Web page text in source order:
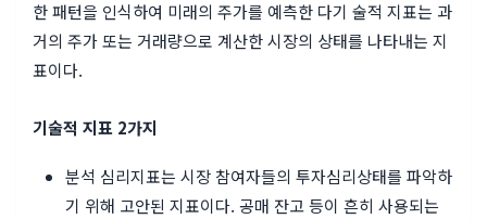
한 패턴을 인식하여 미래의 주가를 예측한 다기 술적 지표는 과
거의 주가 또는 거래량으로 계산한 시장의 상태를 나타내는 지
표이다.
기술적 지표 2가지
분석 심리지표는 시장 참여자들의 투자심리상태를 파악하
기 위해 고안된 지표이다. 공매 잔고 등이 흔히 사용되는